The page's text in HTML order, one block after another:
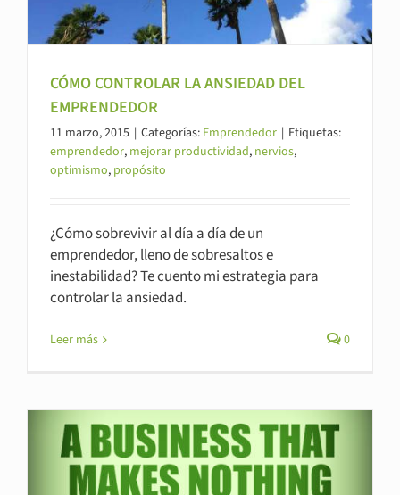
CÓMO CONTROLAR LA ANSIEDAD DEL
EMPRENDEDOR
11 marzo, 2015 | Categorías: Emprendedor | Etiquetas:
emprendedor, mejorar productividad, nervios,
optimismo, propósito
¿Cómo sobrevivir al día a día de un
emprendedor, lleno de sobresaltos e
inestabilidad? Te cuento mi estrategia para
controlar la ansiedad.
Leer más 0